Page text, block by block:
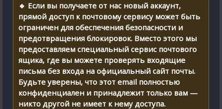
🔹 Если вы получаете от нас новый аккаунт,
прямой доступ к почтовому сервису может быть
ограничен для обеспечения безопасности и
предотвращения блокировок. Вместо этого мы
предоставляем специальный сервис почтового
ящика, где вы можете проверять входящие
письма без входа на официальный сайт почты.
Будьте уверены, что этот email полностью
конфиденциален и принадлежит только вам —
никто другой не имеет к нему доступа.